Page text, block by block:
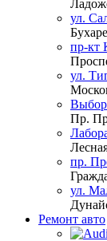
ул.
пр-кт
ул.
Пр.
пр.
ул.
Ремонт авто